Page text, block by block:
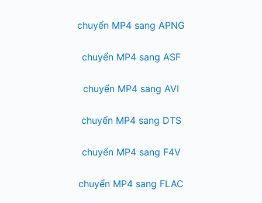
chuyển MP4 sang APNG
chuyển MP4 sang ASF
chuyển MP4 sang AVI
chuyển MP4 sang DTS
chuyển MP4 sang F4V
chuyển MP4 sang FLAC